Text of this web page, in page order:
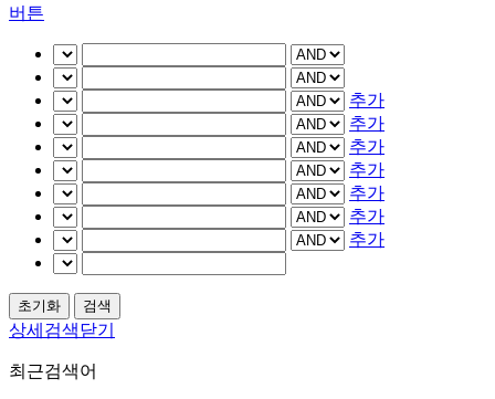
버튼
추가
추가
추가
추가
추가
추가
추가
상세검색닫기
최근검색어